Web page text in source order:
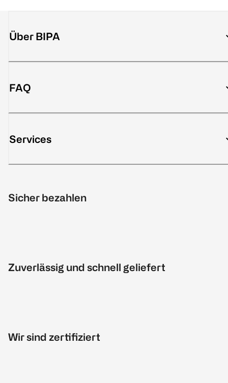
Über BIPA
FAQ
Services
Sicher bezahlen
Zuverlässig und schnell geliefert
Wir sind zertifiziert